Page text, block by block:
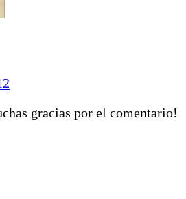
gracias por el comentario!